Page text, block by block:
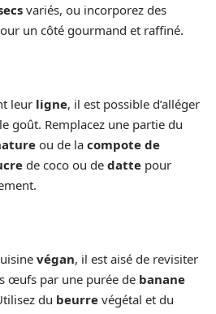
variés, ou incorporez des
un côté gourmand et raffiné.
leur ligne, il est possible d’alléger
goût. Remplacez une partie du
ou de la compote de
de coco ou de datte pour
végan, il est aisé de revisiter
œufs par une purée de banane
du beurre végétal et du